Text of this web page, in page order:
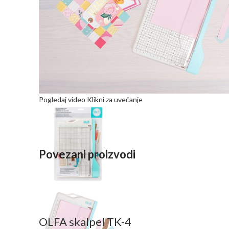
Pogledaj video Klikni za uvećanje
Povezani proizvodi
OLFA skalpel TK-4